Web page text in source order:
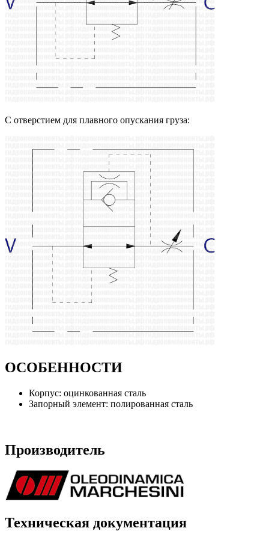
С отверстием для плавного опускания груза:
ОСОБЕННОСТИ
Корпус: оцинкованная сталь
Запорный элемент: полированная сталь
Производитель
Техническая документация